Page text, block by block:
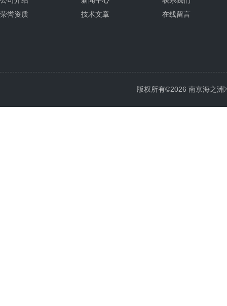
荣誉资质
技术文章
在线留言
版权所有©2026 南京海之